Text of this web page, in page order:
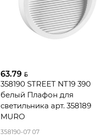
63.79
358190 STREET NT19 390
белый Плафон для
светильника арт. 358189
MURO
358190-07 07